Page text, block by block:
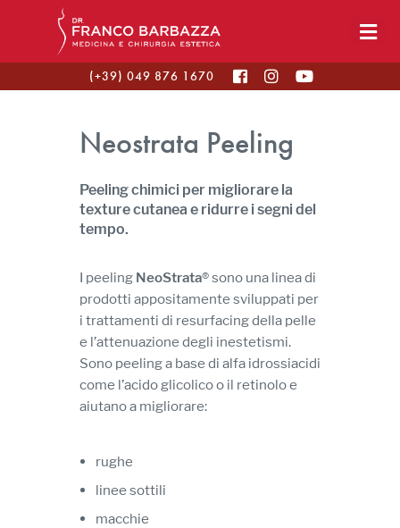
(+39) 049 876 1670
Neostrata Peeling
Peeling chimici per migliorare la
texture cutanea e ridurre i segni del
tempo.
I peeling NeoStrata® sono una linea di
prodotti appositamente sviluppati per
i trattamenti di resurfacing della pelle
e l’attenuazione degli inestetismi.
Sono peeling a base di alfa idrossiacidi
come l’acido glicolico o il retinolo e
aiutano a migliorare:
rughe
linee sottili
macchie